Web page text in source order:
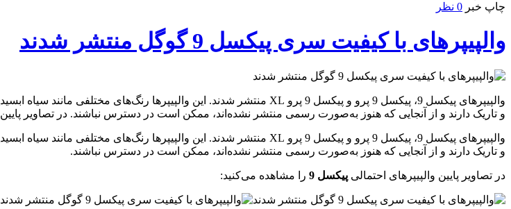
چاپ خبر 0 نظر
والپیپرهای با کیفیت سری پیکسل 9 گوگل منتشر شدند
و تاریک دارند و از آنجایی که هنوز به‌صورت رسمی منتشر نشده‌اند، ممکن است در دسترس نباشند. در تصاویر پایین
و تاریک دارند و از آنجایی که هنوز به‌صورت رسمی منتشر نشده‌اند، ممکن است در دسترس نباشند.
در تصاویر پایین والپیپرهای احتمالی پیکسل 9 را مشاهده می‌کنید: